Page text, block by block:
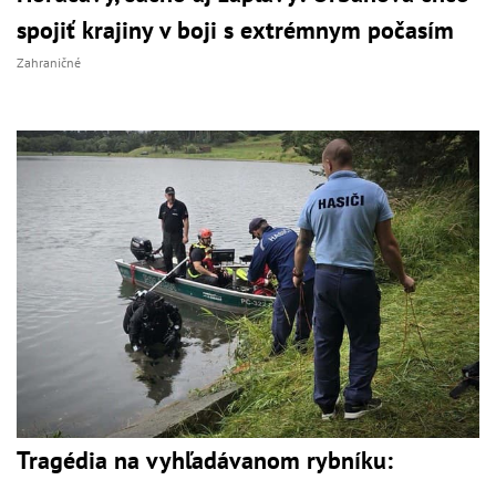
spojiť krajiny v boji s extrémnym počasím
Zahraničné
Tragédia na vyhľadávanom rybníku: